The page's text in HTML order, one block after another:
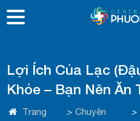
Lợi Ích Của Lạc
Khỏe – Bạn Nên
Trang
> Chuyên
>